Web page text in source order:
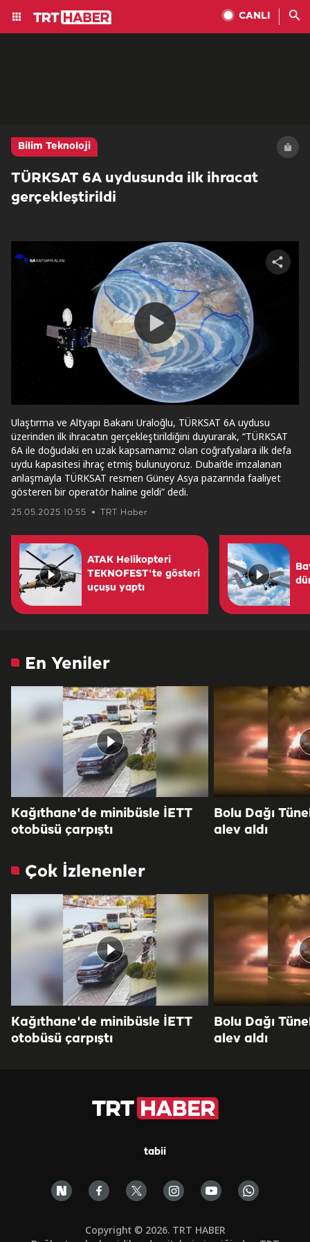
CANLI
Bilim Teknoloji
TÜRKSAT 6A uydusunda ilk ihracat
gerçekleştirildi
Play
Video
Share
video
25.05.2025 10:55 TRT Haber
Ulaştırma ve Altyapı Bakanı Uraloğlu, TÜRKSAT 6A uydusu
üzerinden ilk ihracatın gerçekleştirildiğini duyurarak, “TÜRKSAT
6A ile doğudaki en uzak kapsamamız olan coğrafyalara ilk defa
uydu kapasitesi ihraç etmiş bulunuyoruz. Dubai’de imzalanan
anlaşmayla TÜRKSAT resmen Güney Asya pazarında faaliyet
gösteren bir operatör haline geldi” dedi.
ATAK Helikopteri
TEKNOFEST'te gösteri
uçuşu yaptı
En Yeniler
Kağıthane'de minibüsle İETT
otobüsü çarpıştı
Bolu Dağı
alev aldı
Çok İzlenenler
Kağıthane'de minibüsle İETT
otobüsü çarpıştı
Bolu Dağı
alev aldı
tabii
Copyright © 2026. TRT HABER